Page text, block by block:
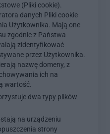
(Pliki cookie).
danych Pliki cookie
Użytkownika. Mają one
zgodnie z Państwa
zidentyfikować
przez Użytkownika.
nazwę domeny, z
ich na
wartość.
dwa typy plików
na urządzeniu
strony